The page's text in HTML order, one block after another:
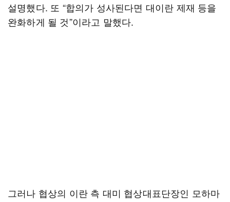
설명했다. 또 “합의가 성사된다면 대이란 제재 등을
완화하게 될 것”이라고 말했다.
그러나 협상의 이란 측 대미 협상대표단장인 모하마